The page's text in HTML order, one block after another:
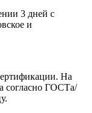
3 дней с
и
На
согласно ГОСТа/